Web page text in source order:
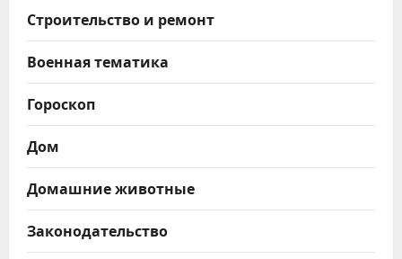
Строительство и ремонт
Военная тематика
Гороскоп
Дом
Домашние животные
Законодательство